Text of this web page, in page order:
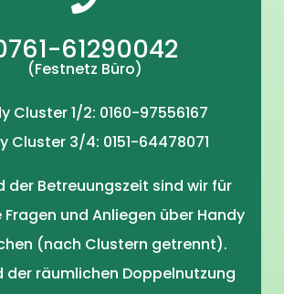
61290042
(Festnetz Büro)
Cluster 1/2: 0160-97556167
Cluster 3/4: 0151-64478071
der Betreuungszeit sind wir für
und Anliegen über Handy
(nach Clustern getrennt).
der räumlichen Doppelnutzung